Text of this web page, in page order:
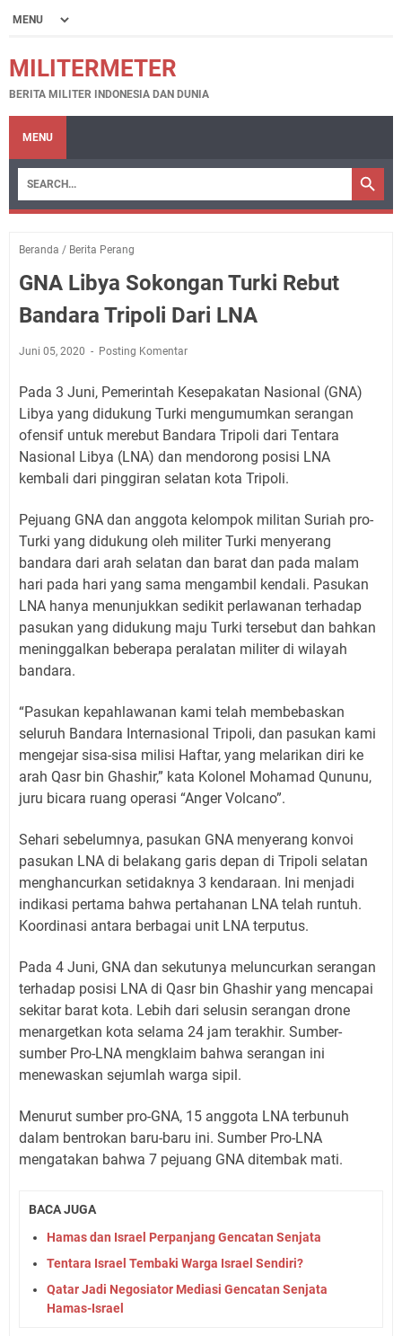
MILITERMETER
BERITA MILITER INDONESIA DAN DUNIA
MENU
Beranda / Berita Perang
GNA Libya Sokongan Turki Rebut
Bandara Tripoli Dari LNA
Juni 05, 2020 Posting Komentar
Pada 3 Juni, Pemerintah Kesepakatan Nasional (GNA)
Libya yang didukung Turki mengumumkan serangan
ofensif untuk merebut Bandara Tripoli dari Tentara
Nasional Libya (LNA) dan mendorong posisi LNA
kembali dari pinggiran selatan kota Tripoli.
Pejuang GNA dan anggota kelompok militan Suriah pro-
Turki yang didukung oleh militer Turki menyerang
bandara dari arah selatan dan barat dan pada malam
hari pada hari yang sama mengambil kendali. Pasukan
LNA hanya menunjukkan sedikit perlawanan terhadap
pasukan yang didukung maju Turki tersebut dan bahkan
meninggalkan beberapa peralatan militer di wilayah
bandara.
“Pasukan kepahlawanan kami telah membebaskan
seluruh Bandara Internasional Tripoli, dan pasukan kami
mengejar sisa-sisa milisi Haftar, yang melarikan diri ke
arah Qasr bin Ghashir,” kata Kolonel Mohamad Qununu,
juru bicara ruang operasi “Anger Volcano”.
Sehari sebelumnya, pasukan GNA menyerang konvoi
pasukan LNA di belakang garis depan di Tripoli selatan
menghancurkan setidaknya 3 kendaraan. Ini menjadi
indikasi pertama bahwa pertahanan LNA telah runtuh.
Koordinasi antara berbagai unit LNA terputus.
Pada 4 Juni, GNA dan sekutunya meluncurkan serangan
terhadap posisi LNA di Qasr bin Ghashir yang mencapai
sekitar barat kota. Lebih dari selusin serangan drone
menargetkan kota selama 24 jam terakhir. Sumber-
sumber Pro-LNA mengklaim bahwa serangan ini
menewaskan sejumlah warga sipil.
Menurut sumber pro-GNA, 15 anggota LNA terbunuh
dalam bentrokan baru-baru ini. Sumber Pro-LNA
mengatakan bahwa 7 pejuang GNA ditembak mati.
BACA JUGA
Hamas dan Israel Perpanjang Gencatan Senjata
Tentara Israel Tembaki Warga Israel Sendiri?
Qatar Jadi Negosiator Mediasi Gencatan Senjata
Hamas-Israel